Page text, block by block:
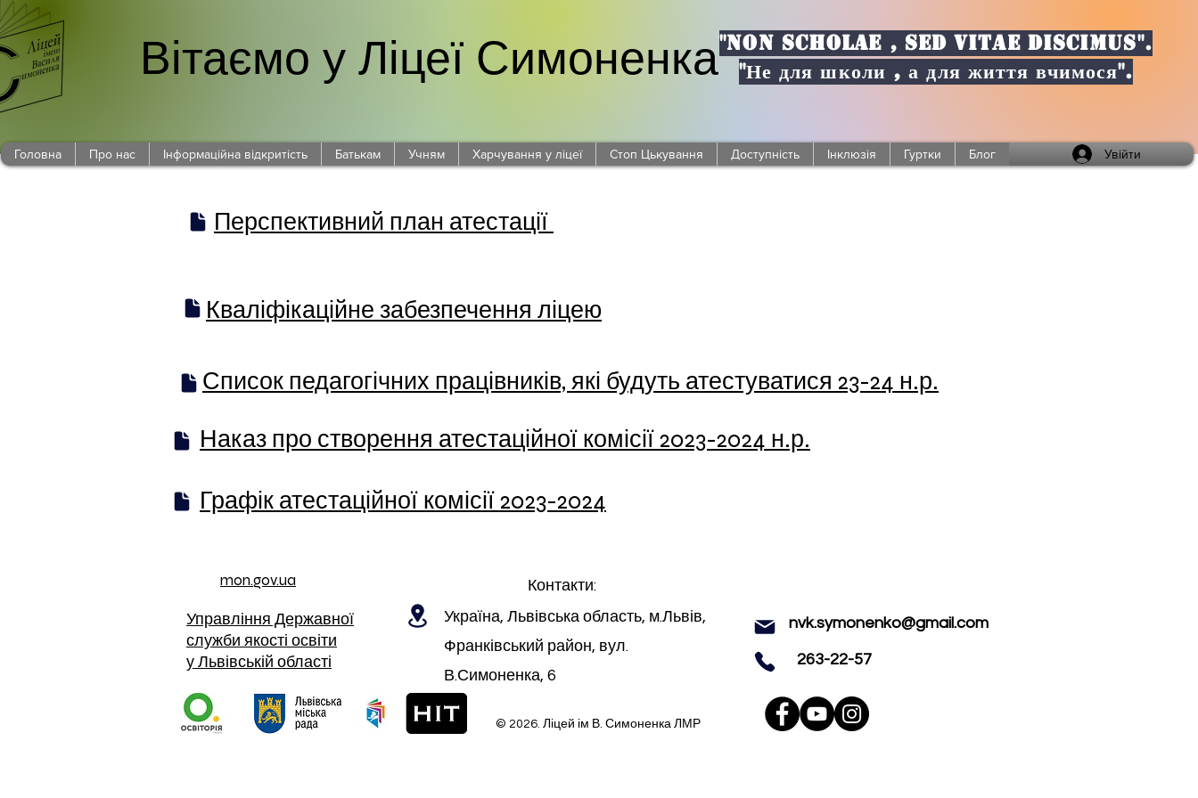
Вітаємо у Ліцеї Симоненка"NON SCHOLAE , SED VITAE DISCIMUS".
"Не для школи , а для життя вчимося".
Головна Про нас Інформаційна відкритість Батькам Учням Харчування у ліцеї Стоп Цькування Доступність Інклюзія Гуртки Блог Увійти
Перспективний план атестації
Кваліфікаційне забезпечення ліцею
Список педагогічних працівників, які будуть атестуватися 23-24 н.р.
Наказ про створення атестаційної комісії 2023-2024 н.р.
Графік атестаційної комісії 2023-2024
mon.gov.ua
Управління Державної
служби якості освіти
у Львівській області
Контакти:
Україна, Львівська область, м.Львів,
Франківський район, вул.
В.Симоненка, 6
© 2026. Ліцей ім В. Симоненка ЛМР
nvk.symonenko@gmail.com
263-22-57